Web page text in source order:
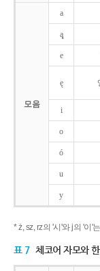
모음
a
ą̨
e
ę
i
o
ó
u
y
* ż, sz, rz의 '시'와 j의 '이'
표 7 체코어 자모와